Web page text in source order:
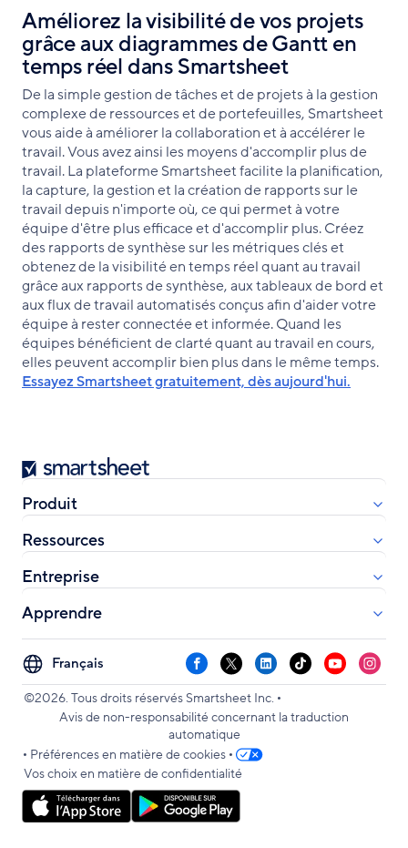
Améliorez la visibilité de vos projets
grâce aux diagrammes de Gantt en
temps réel dans Smartsheet
De la simple gestion de tâches et de projets à la gestion
complexe de ressources et de portefeuilles, Smartsheet
vous aide à améliorer la collaboration et à accélérer le
travail. Vous avez ainsi les moyens d'accomplir plus de
travail. La plateforme Smartsheet facilite la planification,
la capture, la gestion et la création de rapports sur le
travail depuis n'importe où, ce qui permet à votre
équipe d'être plus efficace et d'accomplir plus. Créez
des rapports de synthèse sur les métriques clés et
obtenez de la visibilité en temps réel quant au travail
grâce aux rapports de synthèse, aux tableaux de bord et
aux flux de travail automatisés conçus afin d'aider votre
équipe à rester connectée et informée. Quand les
équipes bénéficient de clarté quant au travail en cours,
elles peuvent accomplir bien plus dans le même temps.
Essayez Smartsheet gratuitement, dès aujourd'hui.
Smartsheet
Produit
Ressources
Entreprise
Apprendre
Select
your
language
Facebook
X LinkedInTikTokYouTube
©2026. Tous droits réservés Smartsheet Inc. •
Avis de non-responsabilité concernant la traduction
automatique
• Préférences en matière de cookies •
Vos choix en matière de confidentialité